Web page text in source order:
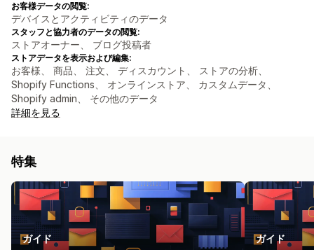
お客様データの閲覧:
デバイスとアクティビティのデータ
スタッフと協力者のデータの閲覧:
ストアオーナー、 ブログ投稿者
ストアデータを表示および編集:
お客様、 商品、 注文、 ディスカウント、 ストアの分析、
Shopify Functions、 オンラインストア、 カスタムデータ、
Shopify admin、 その他のデータ
詳細を見る
特集
ガイド ガイド